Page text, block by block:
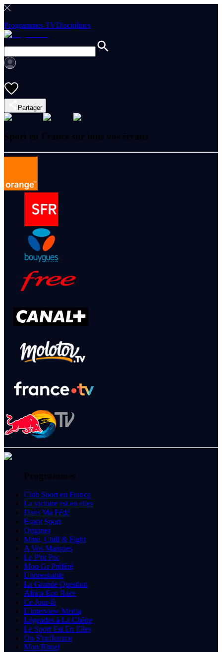
Programmes TVDisciplines
Partager
Sport en France sur tous vos écrans
Programmes
Club Sport en France
La victoire est en elles
Dans Ma Fédé
Esprit Sport
Origines
Mma, Chill & Fight
A Vos Marques
Le P'tit Pac
Mon Gr Préféré
Unbreakable
La Grande Question
Africa Eco Race
Ce Jour-là
L'interview Media
Légendes à La Chêne
Le Sport Est En Elles
On S'enflamme
Mon Rituel